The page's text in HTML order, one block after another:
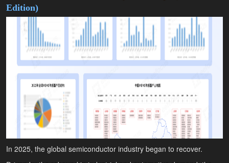
Edition)
In 2025, the global semiconductor industry began to recover.